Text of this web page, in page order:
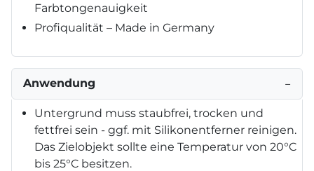
Farbtongenauigkeit
Profiqualität – Made in Germany
Anwendung −
Untergrund muss staubfrei, trocken und
fettfrei sein - ggf. mit Silikonentferner reinigen.
Das Zielobjekt sollte eine Temperatur von 20°C
bis 25°C besitzen.